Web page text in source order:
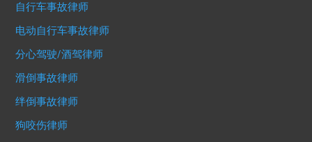
自行车事故律师
电动自行车事故律师
分心驾驶/酒驾律师
滑倒事故律师
绊倒事故律师
狗咬伤律师